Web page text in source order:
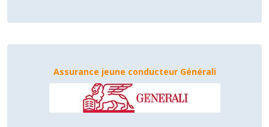
Assurance jeune conducteur Générali